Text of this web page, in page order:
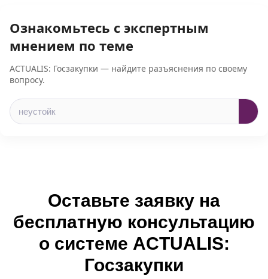
Ознакомьтесь с экспертным
мнением по теме
ACTUALIS: Госзакупки — найдите разъяснения по своему
вопросу.
Оставьте заявку на
бесплатную консультацию
о системе ACTUALIS:
Госзакупки